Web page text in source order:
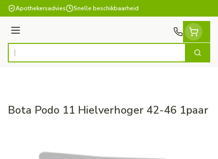
Ga naar de inhoud
Apothekersadvies Snelle beschikbaarheid
Menu
Product, merk, categorie... Zoek
Bota Podo 11 Hielverhoger 42-46 1paar